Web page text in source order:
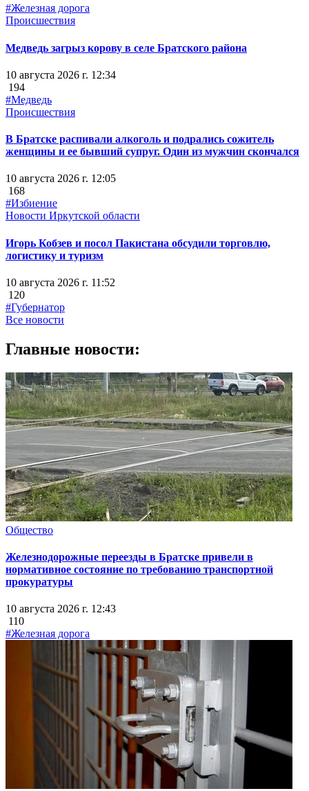
#Железная дорога
Происшествия
Медведь загрыз корову в селе Братского района
10 августа 2026 г. 12:34
194
#Медведь
Происшествия
В Братске распивали алкоголь и подрались сожитель
женщины и ее бывший супруг. Один из мужчин скончался
10 августа 2026 г. 12:05
168
#Избиение
Новости Иркутской области
Игорь Кобзев и посол Пакистана обсудили торговлю,
логистику и туризм
10 августа 2026 г. 11:52
120
#Губернатор
Все новости
Главные новости:
Общество
Железнодорожные переезды в Братске привели в
нормативное состояние по требованию транспортной
прокуратуры
10 августа 2026 г. 12:43
110
#Железная дорога